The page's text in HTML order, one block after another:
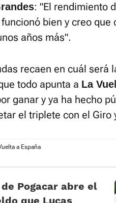
: "El rendimiento
bien y creo que
años más".
recaen en cuál será
todo apunta a La
ganar y ya ha hecho
el triplete con el Giro
a España
Pogacar abre el
que Lucas